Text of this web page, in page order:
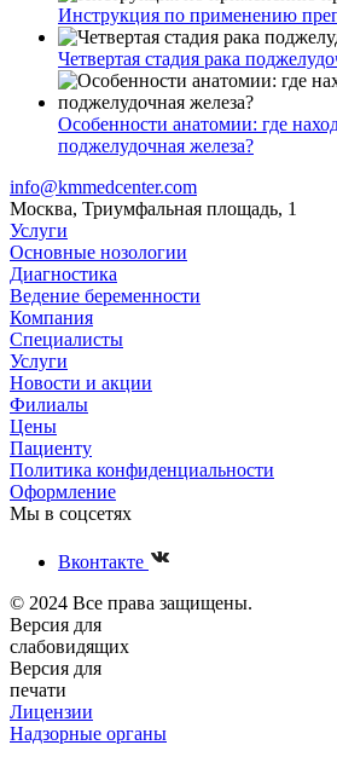
Инструкция по применению
Четвертая стадия рака
Особенности анатомии: где
поджелудочная железа?
info@kmmedcenter.com
Москва, Триумфальная площадь, 1
Услуги
Основные нозологии
Диагностика
Ведение беременности
Компания
Специалисты
Услуги
Новости и акции
Филиалы
Цены
Пациенту
Политика конфиденциальности
Оформление
Мы в соцсетях
Вконтакте
© 2024 Все права защищены.
Версия для
слабовидящих
Версия для
печати
Лицензии
Надзорные органы